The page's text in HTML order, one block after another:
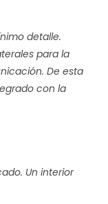
detalle.
para la
De esta
con la
Un interior